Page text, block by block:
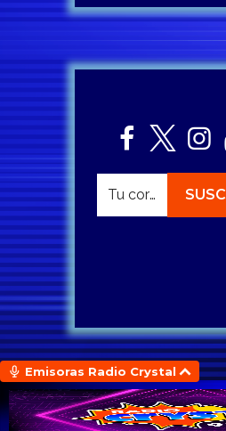
Emisoras Radio Crystal